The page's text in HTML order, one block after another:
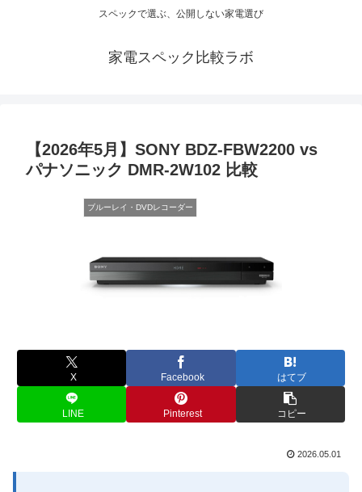
スペックで選ぶ、公開しない家電選び
家電スペック比較ラボ
【2026年5月】SONY BDZ-FBW2200 vs
パナソニック DMR-2W102 比較
ブルーレイ・DVDレコーダー
X Facebook はてブ
LINE Pinterest コピー
2026.05.01